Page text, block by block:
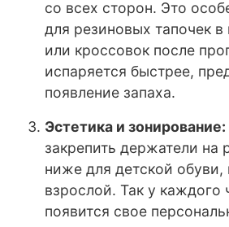
со всех сторон. Это
для резиновых тапочек в
или кроссовок после
испаряется быстрее,
появление запаха.
Эстетика и зонирование:
закрепить держатели на
ниже для детской
взрослой. Так у каждого
появится свое